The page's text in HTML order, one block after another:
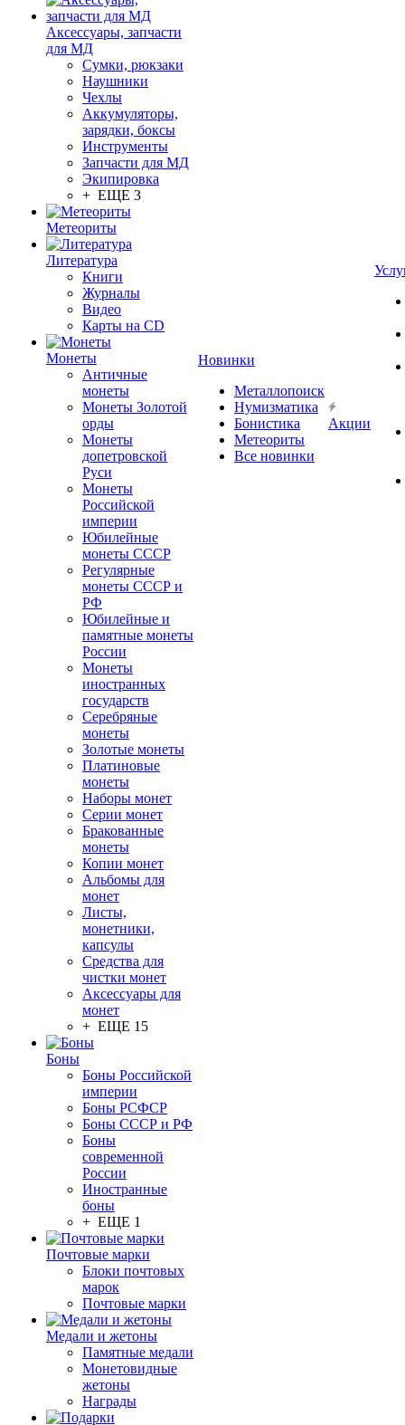
Аксессуары, запчасти
для МД
Сумки, рюкзаки
Наушники
Чехлы
Аккумуляторы,
зарядки, боксы
Инструменты
Запчасти для МД
Экипировка
+ ЕЩЕ 3
Метеориты
Литература
Книги
Журналы
Видео
Карты на CD
Монеты
Античные
монеты
Монеты Золотой
орды
Монеты
допетровской
Руси
Монеты
Российской
империи
Юбилейные
монеты СССР
Регулярные
монеты СССР и
РФ
Юбилейные и
памятные монеты
России
Монеты
иностранных
государств
Серебряные
монеты
Золотые монеты
Платиновые
монеты
Наборы монет
Серии монет
Бракованные
монеты
Копии монет
Альбомы для
монет
Листы,
монетники,
капсулы
Средства для
чистки монет
Аксессуары для
монет
+ ЕЩЕ 15
Боны
Боны Российской
империи
Боны РСФСР
Боны СССР и РФ
Боны
современной
России
Иностранные
боны
+ ЕЩЕ 1
Почтовые марки
Блоки почтовых
марок
Почтовые марки
Медали и жетоны
Памятные медали
Монетовидные
жетоны
Награды
Новинки
Металлопоиск
Нумизматика
Бонистика
Метеориты
Все новинки
Акции